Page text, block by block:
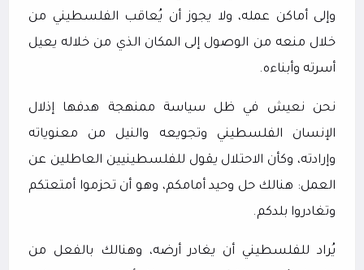
وإلى أماكن عمله، ولا يجوز أن يُعاقب الفلسطيني من
خلال منعه من الوصول إلى المكان الذي من خلاله يعيل
أسرته وأبناءه.
نحن نعيش في ظل سياسة ممنهجة هدفها إذلال
الإنسان الفلسطيني وتجويعه والنيل من معنوياته
وإرادته، وكأن الاحتلال يقول للفلسطينيين العاطلين عن
العمل: هنالك حل وحيد أمامكم، وهو أن تحزموا أمتعتكم
وتغادروا بلدكم.
يُراد للفلسطيني أن يغادر أرضه، وهنالك بالفعل من